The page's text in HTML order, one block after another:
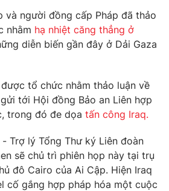
và người đồng cấp Pháp đã thảo
nhằm hạ nhiệt căng thẳng ở
diễn biến gần đây ở Dải Gaza
tổ chức nhằm thảo luận về
tới Hội đồng Bảo an Liên hợp
trong đó đe dọa tấn công Iraq.
Trợ lý Tổng Thư ký Liên đoàn
sẽ chủ trì phiên họp này tại trụ
đô Cairo của Ai Cập. Hiện Iraq
cố gắng hợp pháp hóa một cuộc